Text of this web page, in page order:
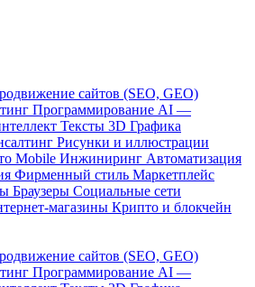
сайтов (SEO, GEO)
Программирование AI —
Тексты 3D Графика
Рисунки и иллюстрации
Mobile Инжиниринг Автоматизация
Фирменный стиль Маркетплейс
Браузеры Социальные сети
магазины Крипто и блокчейн
сайтов (SEO, GEO)
Программирование AI —